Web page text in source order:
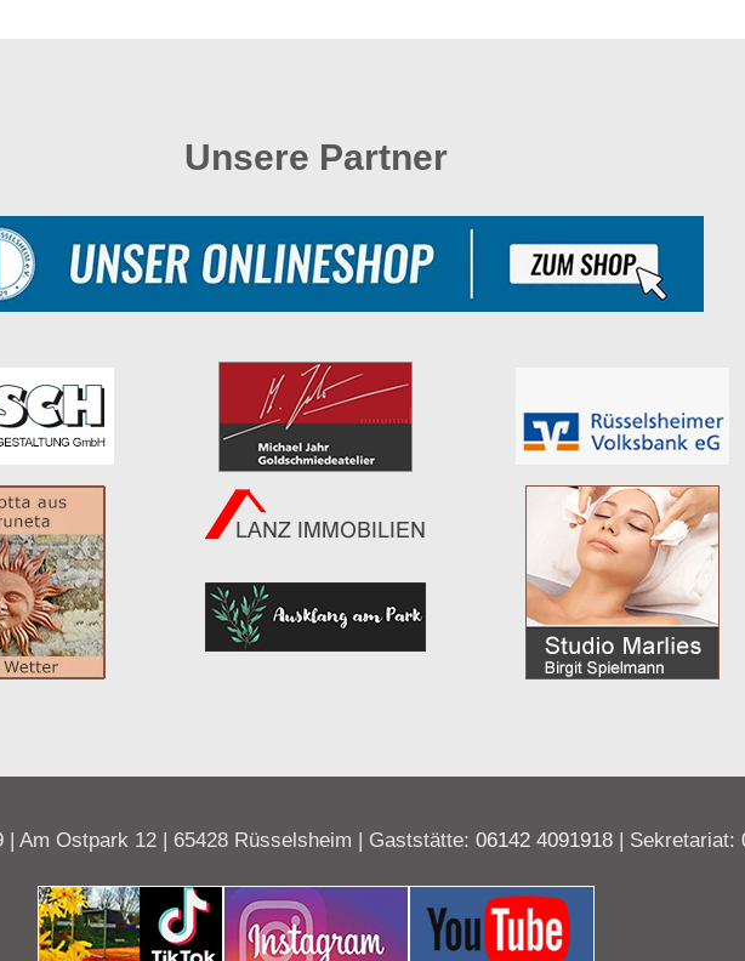
Unsere Partner
| Am Ostpark 12 | 65428 Rüsselsheim | Gaststätte: 06142 4091918 | Sekretariat: